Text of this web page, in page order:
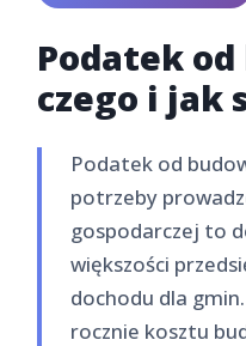
Podatek
czego i jak
Podatek od
potrzeby
gospodarczej to
większości
dochodu dla
rocznie kosztu